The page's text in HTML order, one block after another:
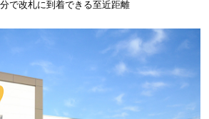
で改札に到着できる至近距離